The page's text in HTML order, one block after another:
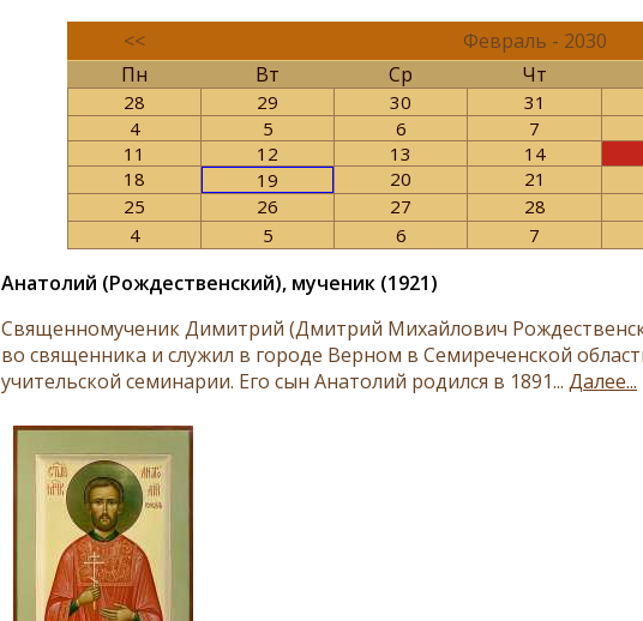
<< Февраль - 2030
Пн
Вт Ср Чт
28 29 30 31
4
5 6 7
11
12 13 14
18
19 20 21
25
26 27 28
4
5 6 7
Анатолий (Рождественский), мученик (1921)
Священномученик Димитрий (Дмитрий Михайлович
во священника и служил в городе Верном в Семиреченской
учительской семинарии. Его сын Анатолий родился в 1891... Далее...